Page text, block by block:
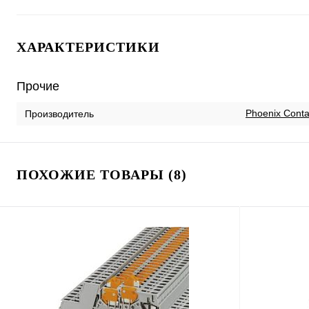
ХАРАКТЕРИСТИКИ
Прочие
Производитель Phoenix
ПОХОЖИЕ ТОВАРЫ (8)